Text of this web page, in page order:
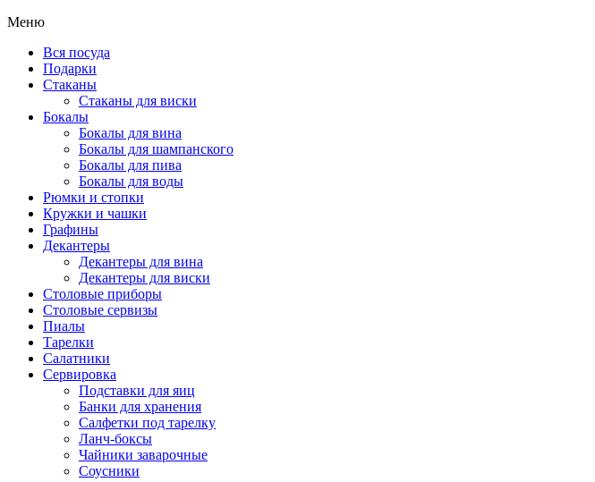
Меню
Вся посуда
Подарки
Стаканы
Стаканы для виски
Бокалы
Бокалы для вина
Бокалы для шампанского
Бокалы для пива
Бокалы для воды
Рюмки и стопки
Кружки и чашки
Графины
Декантеры
Декантеры для вина
Декантеры для виски
Столовые приборы
Столовые сервизы
Пиалы
Тарелки
Салатники
Сервировка
Подставки для яиц
Банки для хранения
Салфетки под тарелку
Ланч-боксы
Чайники заварочные
Соусники